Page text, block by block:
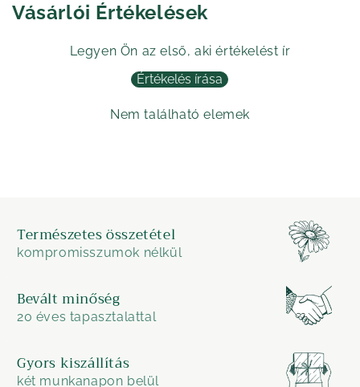
Vásárlói Értékelések
Legyen Ön az első, aki értékelést ír
Értékelés írása
Nem található elemek
Természetes összetétel
kompromisszumok nélkül
Bevált minőség
20 éves tapasztalattal
Gyors kiszállítás
két munkanapon belül